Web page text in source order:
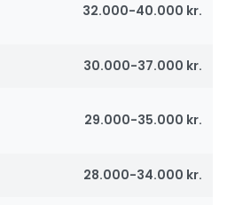
32.000-40.000 kr.
30.000-37.000 kr.
29.000-35.000 kr.
28.000-34.000 kr.